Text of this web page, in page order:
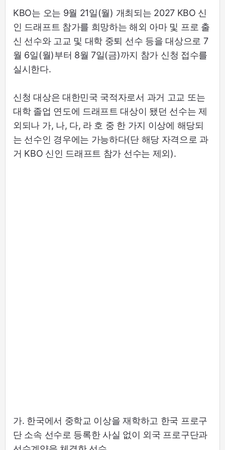
KBO는 오는 9월 21일(월) 개최되는 2027 KBO 신
인 드래프트 참가를 희망하는 해외 아마 및 프로 출
신 선수와 고교 및 대학 중퇴 선수 등을 대상으로 7
월 6일(월)부터 8월 7일(금)까지 참가 신청 접수를
실시한다.
신청 대상은 대한민국 국적자로서 과거 고교 또는
대학 졸업 연도에 드래프트 대상이 됐던 선수는 제
외되나 가, 나, 다, 라 호 중 한 가지 이상에 해당되
는 선수인 경우에는 가능하다(단 해당 자격으로 과
거 KBO 신인 드래프트 참가 선수는 제외).
가. 한국에서 중학교 이상을 재학하고 한국 프로구
단 소속 선수로 등록한 사실 없이 외국 프로구단과